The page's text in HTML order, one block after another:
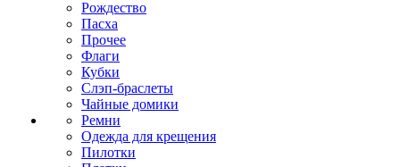
Рождество
Пасха
Прочее
Флаги
Кубки
Слэп-браслеты
Чайные домики
Ремни
Одежда для крещения
Пилотки